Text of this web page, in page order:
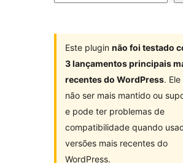
Este plugin não foi testado
3 lançamentos principais
recentes do WordPress.
não ser mais mantido ou
e pode ter problemas de
compatibilidade quando
versões mais recentes do
WordPress.